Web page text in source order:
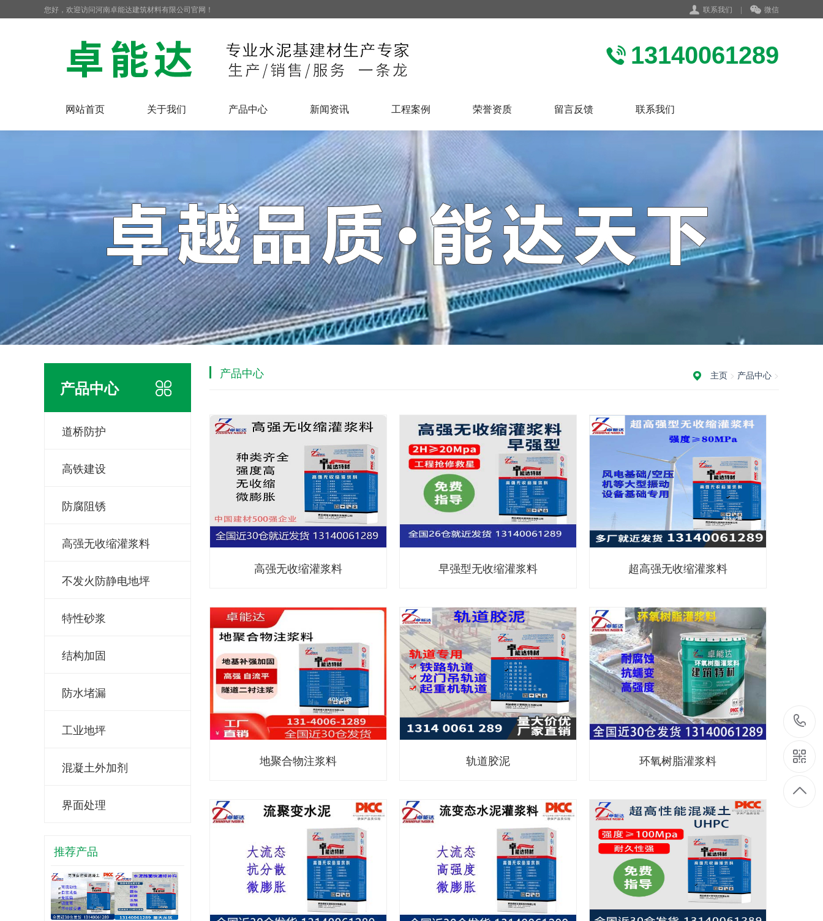
联系我们 | 微信
您好，欢迎访问河南卓能达建筑材料有限公司官网！
13140061289
网站首页 关于我们 产品中心 新闻资讯 工程案例 荣誉资质 留言反馈 联系我们
产品中心
道桥防护
高铁建设
防腐阻锈
高强无收缩灌浆料
不发火防静电地坪
特性砂浆
结构加固
防水堵漏
工业地坪
混凝土外加剂
界面处理
推荐产品
主页 > 产品中心 >
产品中心
高强无收缩灌浆料 早强型无收缩灌浆料 超高强无收缩灌浆料
地聚合物注浆料 轨道胶泥 环氧树脂灌浆料